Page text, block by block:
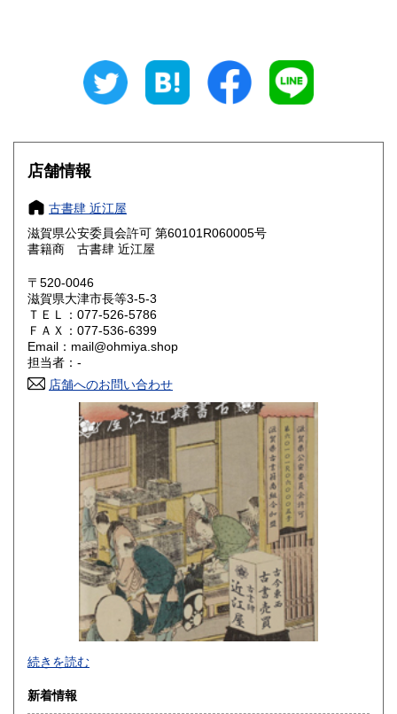
600円 三重県
大阪府
奈良県
鳥取県 600円 島根県
岡山県
山口県 600円
香川県 600円
高知県 600円
600円
600円
600円 鹿児島県
600円
店舗情報
古書肆 近江屋
滋賀県公安委員会許可 第60101R060005号
書籍商 古書肆 近江屋
〒520-0046
滋賀県大津市長等3-5-3
ＴＥＬ：077-526-5786
ＦＡＸ：077-536-6399
Email：mail@ohmiya.shop
担当者：-
店舗へのお問い合わせ
古書肆 近江屋の仕事は必要とされていた「本」を必要とされ
る方へ橋渡しすることです。お客様に喜んで戴けることが何
よりです。
私が本を買おうとするときにはまず外観を確かめパラパラと
続きを読む
新着情報